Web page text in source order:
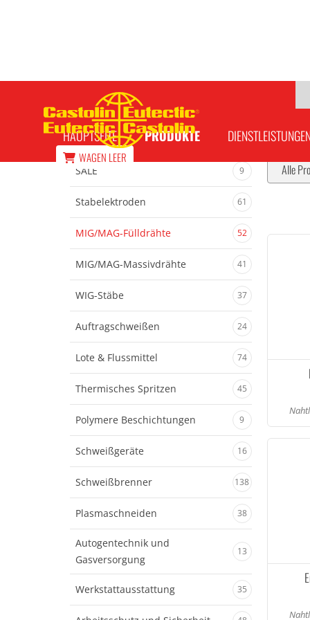
HAUPTSEITE PRODUKTE DIENSTLEISTUNGEN
WAGEN LEER
MIG/MAG-Fülldrähte
SALE 9
Stabelektroden 61
MIG/MAG-Fülldrähte 52
MIG/MAG-Massivdrähte 41
WIG-Stäbe 37
Auftragschweißen 24
Lote & Flussmittel 74
Thermisches Spritzen 45
Polymere Beschichtungen 9
Schweißgeräte 16
Schweißbrenner 138
Plasmaschneiden 38
Autogentechnik und
Gasversorgung
13
Werkstattausstattung 35
Alle